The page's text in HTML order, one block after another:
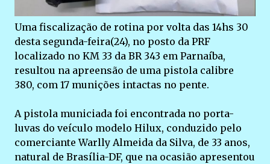
Uma fiscalização de rotina por volta das 14hs 30
desta segunda-feira(24), no posto da PRF
localizado no KM 33 da BR 343 em Parnaíba,
resultou na apreensão de uma pistola calibre
380, com 17 munições intactas no pente.
A pistola municiada foi encontrada no porta-
luvas do veículo modelo Hilux, conduzido pelo
comerciante Warlly Almeida da Silva, de 33 anos,
natural de Brasília-DF, que na ocasião apresentou